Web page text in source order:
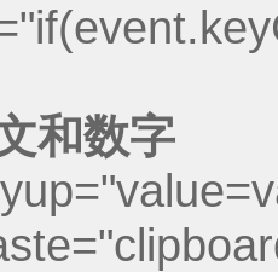
和数字